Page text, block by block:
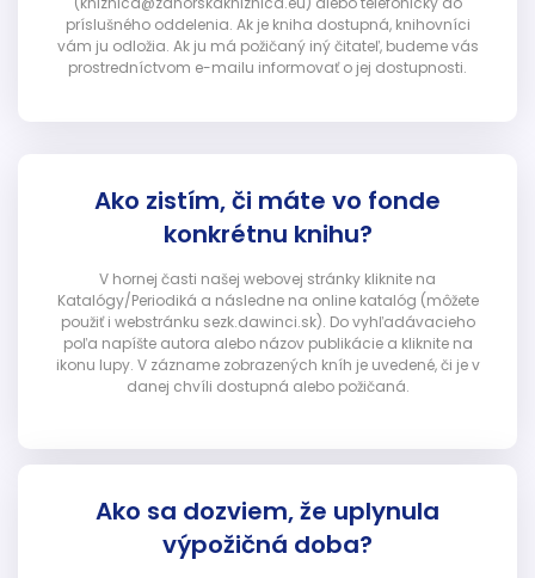
príslušného oddelenia. Ak je kniha dostupná, knihovníci
vám ju odložia. Ak ju má požičaný iný čitateľ, budeme vás
prostredníctvom e-mailu informovať o jej dostupnosti.
Ako zistím, či máte vo fonde
konkrétnu knihu?
V hornej časti našej webovej stránky kliknite na
Katalógy/Periodiká a následne na online katalóg (môžete
použiť i webstránku sezk.dawinci.sk). Do vyhľadávacieho
poľa napíšte autora alebo názov publikácie a kliknite na
ikonu lupy. V zázname zobrazených kníh je uvedené, či je v
danej chvíli dostupná alebo požičaná.
Ako sa dozviem, že uplynula
výpožičná doba?